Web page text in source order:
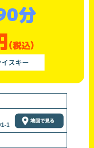
分
(税込)
スキー
1